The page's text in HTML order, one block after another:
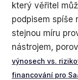
který věřitel
podpisem spíše
stejnou míru
nástrojem,
výnosech vs.
financování pro